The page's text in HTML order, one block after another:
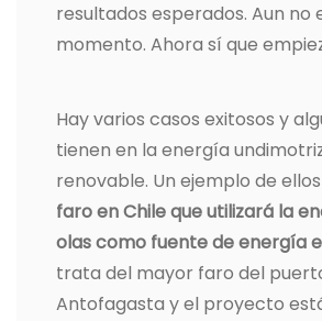
resultados esperados. Aun no
momento. Ahora sí que
Hay varios casos exitosos y
tienen en la energía
renovable. Un ejemplo de
faro en Chile que utilizará la
olas como fuente de energía
trata del mayor faro del
Antofagasta y el proyecto